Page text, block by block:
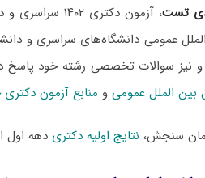
تست
عمومی دانشگاه‌های سراسری و
و نیز سوالات تخصصی رشته خود
بین الملل عمومیو منابع آزمون
سنجش، نتایج اولیه دکتری دهه اول اردیبهشت